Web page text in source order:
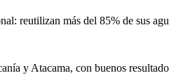
reutilizan más del 85% de sus
y Atacama, con buenos